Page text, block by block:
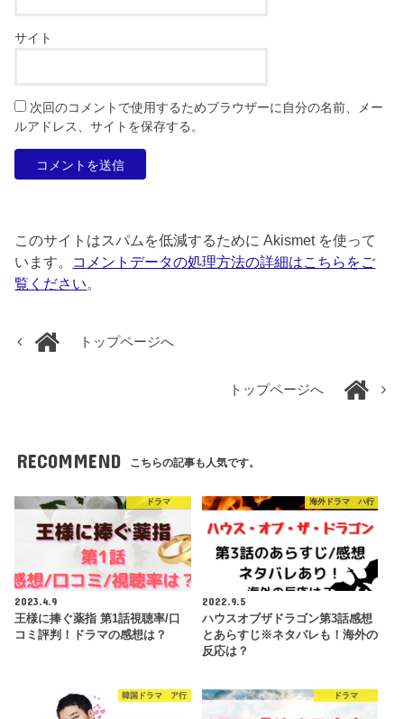
サイト
次回のコメントで使用するためブラウザーに自分の名前、メー
ルアドレス、サイトを保存する。
このサイトはスパムを低減するために Akismet を使って
います。 コメントデータの処理方法の詳細はこちらをご
覧ください。
トップページへ
トップページへ
RECOMMEND こちらの記事も人気です。
ドラマ
2023.4.9
王様に捧ぐ薬指 第1話視聴率/口
コミ評判！ドラマの感想は？
海外ドラマ ハ行
2022.9.5
ハウスオブザドラゴン第3話感想
とあらすじ※ネタバレも！海外の
反応は？
韓国ドラマ ア行 ドラマ